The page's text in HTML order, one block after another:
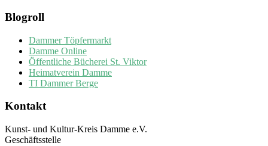
Blogroll
Dammer Töpfermarkt
Damme Online
Öffentliche Bücherei St. Viktor
Heimatverein Damme
TI Dammer Berge
Kontakt
Kunst- und Kultur-Kreis Damme e.V.
Geschäftsstelle